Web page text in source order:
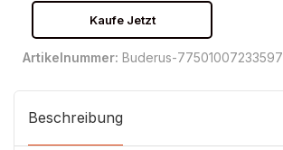
Kaufe Jetzt
Artikelnummer: Buderus-77501007233597
Beschreibung